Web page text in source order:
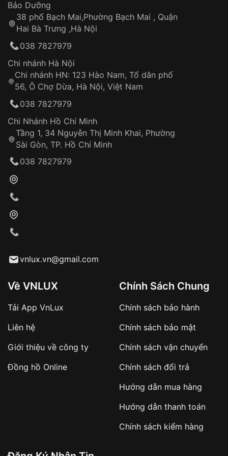
Thời gian tính từ khi xác nhận đơn hàng thành
công
Hotline: 0585 215 215
Từ khóa SEO:
Khách hàng kiểm tra và thanh toán trực tiếp
Từ khóa SEO:
sản phẩm đặc biệt
hàng
Số tiền còn lại thanh toán khi nhận hàng hoặc
✔️ Đảm bảo xử lý đơn hàng nhanh chóng
✔️ Hạn chế tình trạng hủy đơn không mong
Sản phẩm đã bị:
Tự ý sửa chữa
thống VNLUX
Đảm bảo quyền lợi khách hàng
Đồng hành cùng khách hàng trong suốt quá
trình sử dụng
Bảo Dưỡng
38 phố Bạch Mai,Phường Bạch Mai , Quận
Hai Bà Trưng ,Hà Nội
038 7827979
Chi nhánh Hà Nội
Chi nhánh HN: 123 Hào Nam, Tổ dân phố
56, Ô Chợ Dừa, Hà Nội, Việt Nam
038 7827979
Chi Nhánh Hồ Chí Minh
Tầng 1, 34 Nguyễn Thị Minh Khai, Phường
Sài Gòn, TP. Hồ Chí Minh
038 7827979
vnlux.vn@gmail.com
Về VNLUX
Tải App VnLux
Liên hệ
Giới thiệu về công ty
Đồng hồ Online
Chính Sách Chung
Chính sách bảo hành
Chính sách bảo mật
Chính sách vận chuyển
Chính sách đổi trả
Hướng dẫn mua hàng
Hướng dẫn thanh toán
Chính sách kiểm hàng